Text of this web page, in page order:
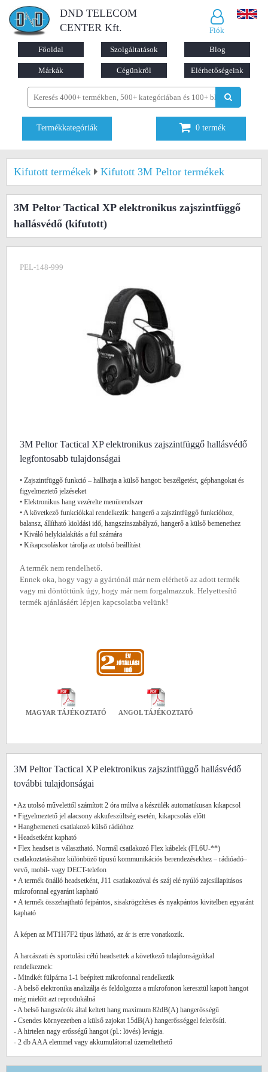
DND TELECOM
CENTER Kft.
Fiók
Főoldal Szolgáltatások Blog
Márkák Cégünkről Elérhetőségeink
Termékkategóriák 0 termék
Kifutott termékek Kifutott 3M Peltor termékek
3M Peltor Tactical XP elektronikus zajszintfüggő
hallásvédő (kifutott)
PEL-148-999
3M Peltor Tactical XP elektronikus zajszintfüggő hallásvédő
legfontosabb tulajdonságai
• Zajszintfüggő funkció – hallhatja a külső hangot: beszélgetést, géphangokat és
figyelmeztető jelzéseket
• Elektronikus hang vezérelte menürendszer
• A következő funkciókkal rendelkezik: hangerő a zajszintfüggő funkcióhoz,
balansz, állítható kioldási idő, hangszínszabályzó, hangerő a külső bemenethez
• Kiváló helykialakítás a fül számára
• Kikapcsoláskor tárolja az utolsó beállítást
A termék nem rendelhető.
Ennek oka, hogy vagy a gyártónál már nem elérhető az adott termék
vagy mi döntöttünk úgy, hogy már nem forgalmazzuk. Helyettesítő
termék ajánlásáért lépjen kapcsolatba velünk!
MAGYAR TÁJÉKOZTATÓ ANGOL TÁJÉKOZTATÓ
3M Peltor Tactical XP elektronikus zajszintfüggő hallásvédő
további tulajdonságai
• Az utolsó művelettől számított 2 óra múlva a készülék automatikusan kikapcsol
• Figyelmeztető jel alacsony akkufeszültség esetén, kikapcsolás előtt
• Hangbemeneti csatlakozó külső rádióhoz
• Headsetként kapható
• Flex headset is választható. Normál csatlakozó Flex kábelek (FL6U-**)
csatlakoztatásához különböző típusú kommunikációs berendezésekhez – rádióadó–
vevő, mobil- vagy DECT-telefon
• A termék önálló headsetként, J11 csatlakozóval és száj elé nyúló zajcsillapitásos
mikrofonnal egyaránt kapható
• A termék összehajtható fejpántos, sisakrögzítéses és nyakpántos kivitelben egyaránt
kapható
A képen az MT1H7F2 típus látható, az ár is erre vonatkozik.
A harcászati és sportolási célú headsettek a következő tulajdonságokkal
rendelkeznek:
- Mindkét fülpárna 1-1 beépített mikrofonnal rendelkezik
- A belső elektronika analizálja és feldolgozza a mikrofonon keresztül kapott hangot
még mielőtt azt reprodukálná
- A belső hangszórók által keltett hang maximum 82dB(A) hangerősségű
- Csendes környezetben a külső zajokat 15dB(A) hangerősséggel felerősíti.
- A hirtelen nagy erősségű hangot (pl.: lövés) levágja.
- 2 db AAA elemmel vagy akkumulátorral üzemeltethető